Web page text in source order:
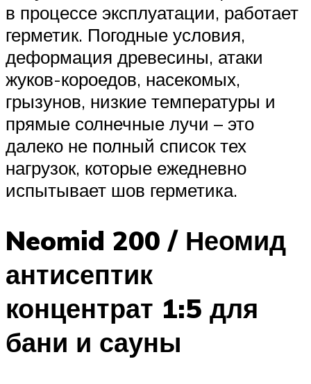
в процессе эксплуатации, работает
герметик. Погодные условия,
деформация древесины, атаки
жуков-короедов, насекомых,
грызунов, низкие температуры и
прямые солнечные лучи – это
далеко не полный список тех
нагрузок, которые ежедневно
испытывает шов герметика.
Neomid 200 / Неомид
антисептик
концентрат 1:5 для
бани и сауны